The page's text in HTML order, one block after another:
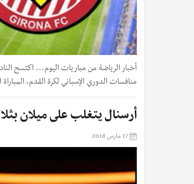
منافسات الدوري الإسباني لكرة القدم،
أرسنال يتغلب على ميلان
17 مارس 2018